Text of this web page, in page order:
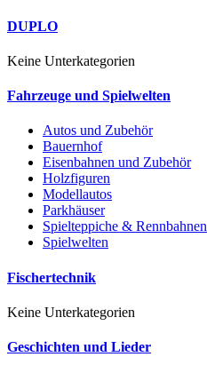
DUPLO
Keine Unterkategorien
Fahrzeuge und Spielwelten
Autos und Zubehör
Bauernhof
Eisenbahnen und Zubehör
Holzfiguren
Modellautos
Parkhäuser
Spielteppiche & Rennbahnen
Spielwelten
Fischertechnik
Keine Unterkategorien
Geschichten und Lieder